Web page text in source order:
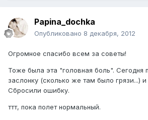
Papina_dochka
Опубликовано 8 декабря, 2012
Огромное спасибо всем за советы!
Тоже была эта "головная боль". Сегодня
заслонку (сколько же там было грязи...)
Сбросили ошибку.
ттт, пока полет нормальный.